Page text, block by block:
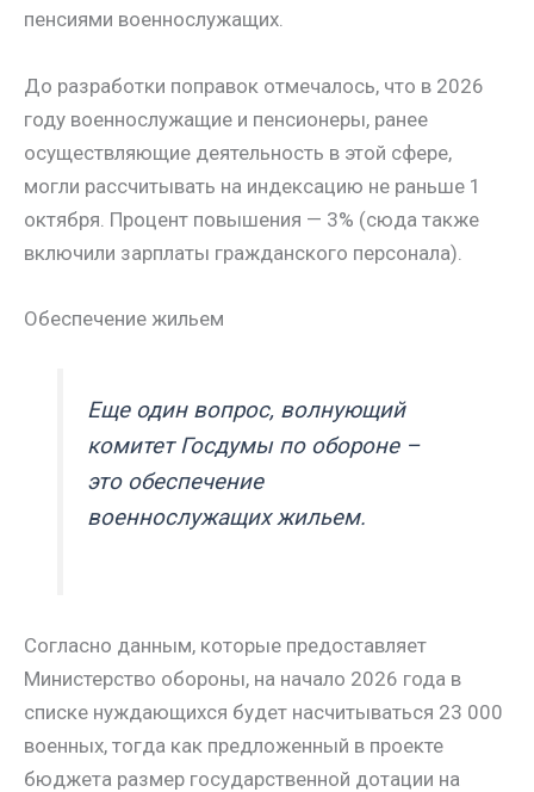
пенсиями военнослужащих.
До разработки поправок отмечалось, что в 2026
году военнослужащие и пенсионеры, ранее
осуществляющие деятельность в этой сфере,
могли рассчитывать на индексацию не раньше 1
октября. Процент повышения — 3% (сюда также
включили зарплаты гражданского персонала).
Обеспечение жильем
Еще один вопрос, волнующий
комитет Госдумы по обороне –
это обеспечение
военнослужащих жильем.
Согласно данным, которые предоставляет
Министерство обороны, на начало 2026 года в
списке нуждающихся будет насчитываться 23 000
военных, тогда как предложенный в проекте
бюджета размер государственной дотации на